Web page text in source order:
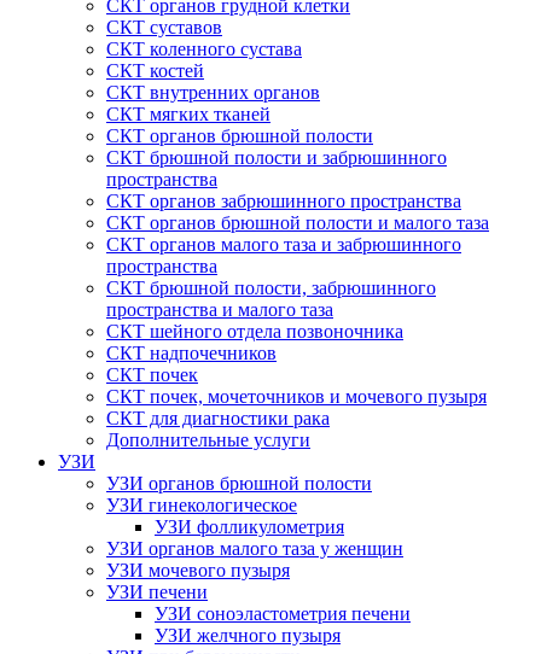
СКТ органов грудной клетки
СКТ суставов
СКТ коленного сустава
СКТ костей
СКТ внутренних органов
СКТ мягких тканей
СКТ органов брюшной полости
СКТ брюшной полости и забрюшинного
пространства
СКТ органов забрюшинного пространства
СКТ органов брюшной полости и малого таза
СКТ органов малого таза и забрюшинного
пространства
СКТ брюшной полости, забрюшинного
пространства и малого таза
СКТ шейного отдела позвоночника
СКТ надпочечников
СКТ почек
СКТ почек, мочеточников и мочевого пузыря
СКТ для диагностики рака
Дополнительные услуги
УЗИ
УЗИ органов брюшной полости
УЗИ гинекологическое
УЗИ фолликулометрия
УЗИ органов малого таза у женщин
УЗИ мочевого пузыря
УЗИ печени
УЗИ соноэластометрия печени
УЗИ желчного пузыря